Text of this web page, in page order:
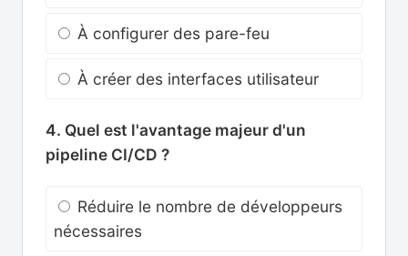
À configurer des pare-feu
À créer des interfaces utilisateur
4. Quel est l'avantage majeur d'un
pipeline CI/CD ?
Réduire le nombre de développeurs
nécessaires